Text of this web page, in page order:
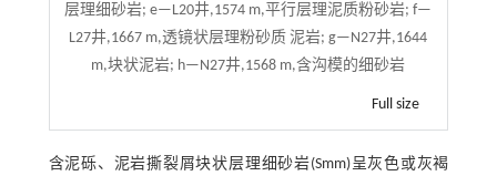
层理细砂岩; e—L20井,1574 m,平行层理泥质粉砂岩; f—
L27井,1667 m,透镜状层理粉砂质 泥岩; g—N27井,1644
m,块状泥岩; h—N27井,1568 m,含沟模的细砂岩
Full size
含泥砾、泥岩撕裂屑块状层理细砂岩(Smm)呈灰色或灰褐